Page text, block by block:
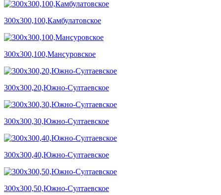
300х300,100,Камбулатовское
300х300,100,Мансуровское
300х300,20,Южно-Султаевское
300х300,30,Южно-Султаевское
300х300,40,Южно-Султаевское
300х300,50,Южно-Султаевское